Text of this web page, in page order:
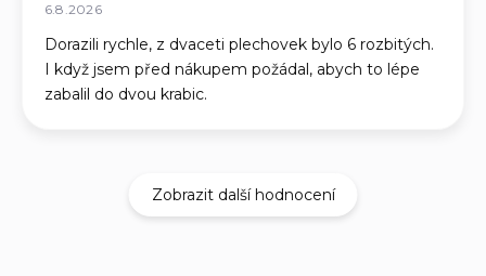
6.8.2026
Dorazili rychle, z dvaceti plechovek bylo 6 rozbitých.
I když jsem před nákupem požádal, abych to lépe
zabalil do dvou krabic.
Zobrazit další hodnocení